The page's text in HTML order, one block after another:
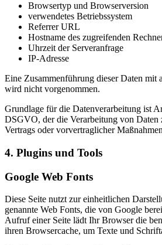
Browsertyp und Browserversion
verwendetes Betriebssystem
Referrer URL
Hostname des zugreifenden
Uhrzeit der Serveranfrage
IP-Adresse
Eine Zusammenführung dieser Daten mit
wird nicht vorgenommen.
Grundlage für die Datenverarbeitung ist
DSGVO, der die Verarbeitung von Daten
Vertrags oder vorvertraglicher
4. Plugins und Tools
Google Web Fonts
Diese Seite nutzt zur einheitlichen
genannte Web Fonts, die von Google
Aufruf einer Seite lädt Ihr Browser die
ihren Browsercache, um Texte und